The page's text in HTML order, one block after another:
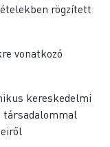
rögzített
vonatkozó
kereskedelmi
társadalommal